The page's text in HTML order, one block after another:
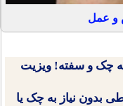
و عمل
به چک و سفته! ویزیت
بدون نیاز به چک یا